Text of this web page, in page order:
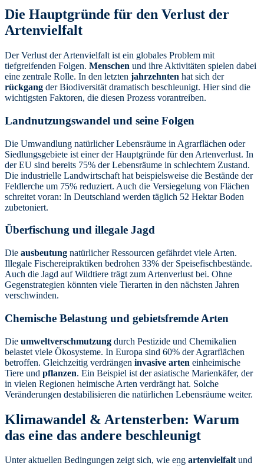
Die Hauptgründe für den Verlust der
Artenvielfalt
Der Verlust der Artenvielfalt ist ein globales Problem mit
tiefgreifenden Folgen. Menschen und ihre Aktivitäten spielen dabei
eine zentrale Rolle. In den letzten jahrzehnten hat sich der
rückgang der Biodiversität dramatisch beschleunigt. Hier sind die
wichtigsten Faktoren, die diesen Prozess vorantreiben.
Landnutzungswandel und seine Folgen
Die Umwandlung natürlicher Lebensräume in Agrarflächen oder
Siedlungsgebiete ist einer der Hauptgründe für den Artenverlust. In
der EU sind bereits 75% der Lebensräume in schlechtem Zustand.
Die industrielle Landwirtschaft hat beispielsweise die Bestände der
Feldlerche um 75% reduziert. Auch die Versiegelung von Flächen
schreitet voran: In Deutschland werden täglich 52 Hektar Boden
zubetoniert.
Überfischung und illegale Jagd
Die ausbeutung natürlicher Ressourcen gefährdet viele Arten.
Illegale Fischereipraktiken bedrohen 33% der Speisefischbestände.
Auch die Jagd auf Wildtiere trägt zum Artenverlust bei. Ohne
Gegenstrategien könnten viele Tierarten in den nächsten Jahren
verschwinden.
Chemische Belastung und gebietsfremde Arten
Die umweltverschmutzung durch Pestizide und Chemikalien
belastet viele Ökosysteme. In Europa sind 60% der Agrarflächen
betroffen. Gleichzeitig verdrängen invasive arten einheimische
Tiere und pflanzen. Ein Beispiel ist der asiatische Marienkäfer, der
in vielen Regionen heimische Arten verdrängt hat. Solche
Veränderungen destabilisieren die natürlichen Lebensräume weiter.
Klimawandel & Artensterben: Warum
das eine das andere beschleunigt
Unter aktuellen Bedingungen zeigt sich, wie eng artenvielfaltund